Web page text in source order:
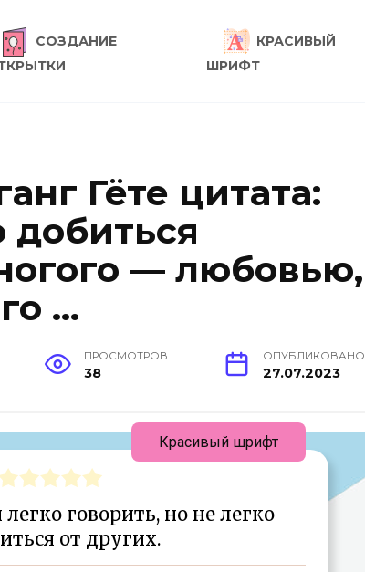
СОЗДАНИЕ
КРАСИВЫЙ
ШРИФТ
Гёте цитата:
— любовью,
…
ПРОСМОТРОВ
38
ОПУБЛИКОВАНО
27.07.2023
говорить, но не легко
от других.
Красивый шрифт